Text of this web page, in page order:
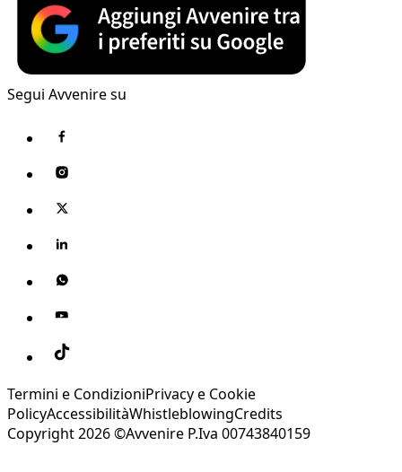
Segui Avvenire su
Termini e CondizioniPrivacy e Cookie
PolicyAccessibilitàWhistleblowingCredits
Copyright 2026 ©Avvenire P.Iva 00743840159